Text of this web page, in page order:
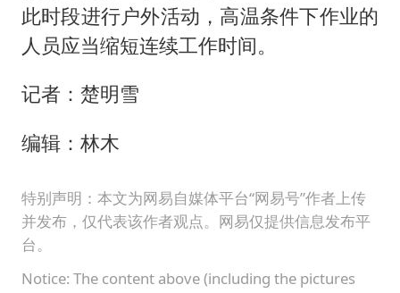
此时段进行户外活动，高温条件下作业的
人员应当缩短连续工作时间。
记者：楚明雪
编辑：林木
特别声明：本文为网易自媒体平台“网易号”作者上传
并发布，仅代表该作者观点。网易仅提供信息发布平
台。
Notice: The content above (including the pictures